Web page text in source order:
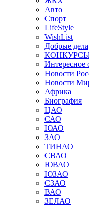
Авто
Спорт
LifeStyle
WishList
Добрые дела
Интересное
Новости
Новости
Африка
Биография
ЦАО
САО
ЮАО
ЗАО
ТИНАО
СВАО
ЮВАО
ЮЗАО
СЗАО
ВАО
ЗЕЛАО